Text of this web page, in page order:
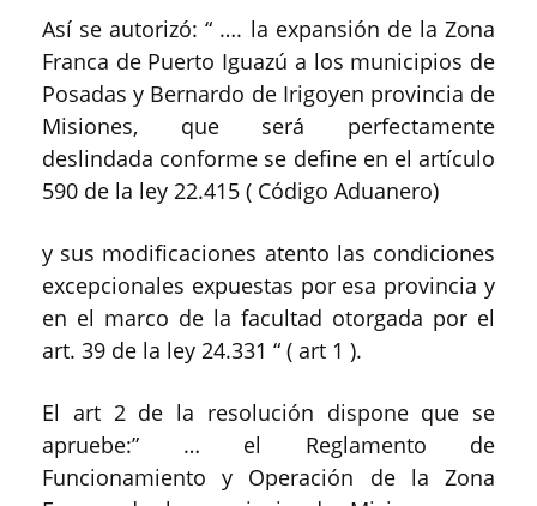
Así se autorizó: “ …. la expansión de la Zona
Franca de Puerto Iguazú a los municipios de
Posadas y Bernardo de Irigoyen provincia de
Misiones, que será perfectamente
deslindada conforme se define en el artículo
590 de la ley 22.415 ( Código Aduanero)
y sus modificaciones atento las condiciones
excepcionales expuestas por esa provincia y
en el marco de la facultad otorgada por el
art. 39 de la ley 24.331 “ ( art 1 ).
El art 2 de la resolución dispone que se
apruebe:” … el Reglamento de
Funcionamiento y Operación de la Zona